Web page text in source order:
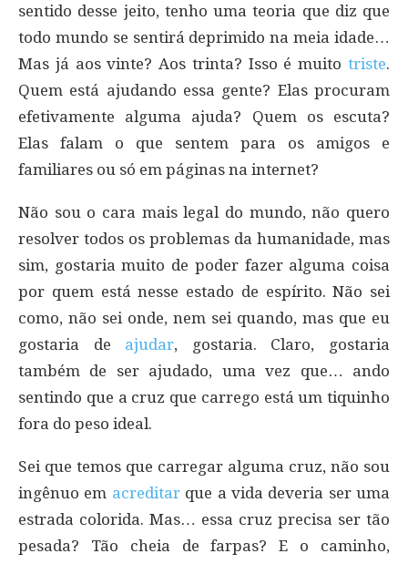
sentido desse jeito, tenho uma teoria que diz que
todo mundo se sentirá deprimido na meia idade…
Mas já aos vinte? Aos trinta? Isso é muito triste.
Quem está ajudando essa gente? Elas procuram
efetivamente alguma ajuda? Quem os escuta?
Elas falam o que sentem para os amigos e
familiares ou só em páginas na internet?
Não sou o cara mais legal do mundo, não quero
resolver todos os problemas da humanidade, mas
sim, gostaria muito de poder fazer alguma coisa
por quem está nesse estado de espírito. Não sei
como, não sei onde, nem sei quando, mas que eu
gostaria de ajudar, gostaria. Claro, gostaria
também de ser ajudado, uma vez que… ando
sentindo que a cruz que carrego está um tiquinho
fora do peso ideal.
Sei que temos que carregar alguma cruz, não sou
ingênuo em acreditarque a vida deveria ser uma
estrada colorida. Mas… essa cruz precisa ser tão
pesada? Tão cheia de farpas? E o caminho,